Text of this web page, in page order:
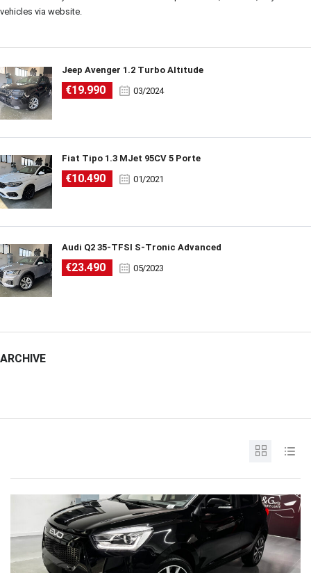
vehicles via website.
Jeep Avenger 1.2 Turbo Altitude
€19.990 03/2024
Fiat Tipo 1.3 MJet 95CV 5 Porte
€10.490 01/2021
Audi Q2 35-TFSI S-Tronic Advanced
€23.490 05/2023
ARCHIVE